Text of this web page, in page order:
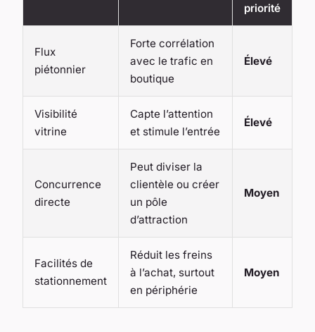
priorité
Flux
piétonnier
Forte corrélation
avec le trafic en
boutique
Élevé
Visibilité
vitrine
Capte l’attention
et stimule l’entrée
Élevé
Concurrence
directe
Peut diviser la
clientèle ou créer
un pôle
d’attraction
Moyen
Facilités de
stationnement
Réduit les freins
à l’achat, surtout
en périphérie
Moyen